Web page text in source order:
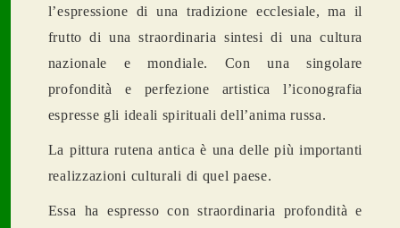
l’espressione di una tradizione ecclesiale, ma il
frutto di una straordinaria sintesi di una cultura
nazionale e mondiale. Con una singolare
profondità e perfezione artistica l’iconografia
espresse gli ideali spirituali dell’anima russa.
La pittura rutena antica è una delle più importanti
realizzazioni culturali di quel paese.
Essa ha espresso con straordinaria profonditàe